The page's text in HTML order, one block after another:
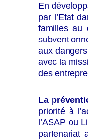
En
par l’Etat
familles au
aux
avec la
des
La
priorité à
l’ASAP ou
partenariat